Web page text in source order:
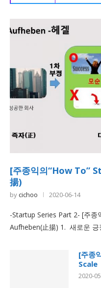
[주종익의“How To”
揚)
bycichoo 2020-06-14
-Startup Series Part 2- [주종
Aufheben(止揚) 1. 새로운
[주종
Scale
2020-